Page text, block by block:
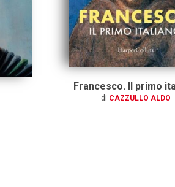
Francesco. Il primo
di CAZZULLO ALDO